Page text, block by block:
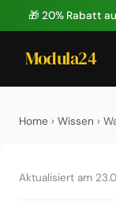
🎁 20% Rabatt
Modula24
Home › Wissen ›
Aktualisiert am